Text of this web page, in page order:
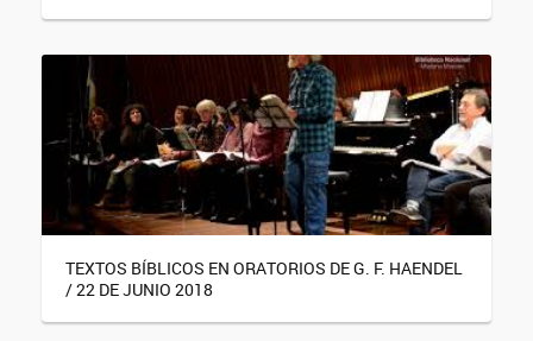
TEXTOS BÍBLICOS EN ORATORIOS DE G. F. HAENDEL
/ 22 DE JUNIO 2018